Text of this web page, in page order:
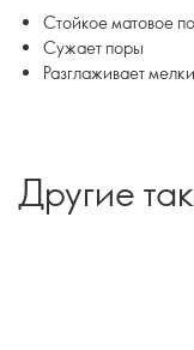
Стойкое матовое
Сужает поры
Разглаживает
Другие